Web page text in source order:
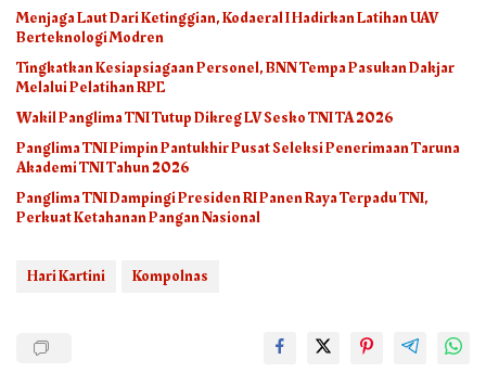
Menjaga Laut Dari Ketinggian, Kodaeral I Hadirkan Latihan UAV
Berteknologi Modren
Tingkatkan Kesiapsiagaan Personel, BNN Tempa Pasukan Dakjar
Melalui Pelatihan RPE
Wakil Panglima TNI Tutup Dikreg LV Sesko TNI TA 2026
Panglima TNI Pimpin Pantukhir Pusat Seleksi Penerimaan Taruna
Akademi TNI Tahun 2026
Panglima TNI Dampingi Presiden RI Panen Raya Terpadu TNI,
Perkuat Ketahanan Pangan Nasional
Hari Kartini Kompolnas